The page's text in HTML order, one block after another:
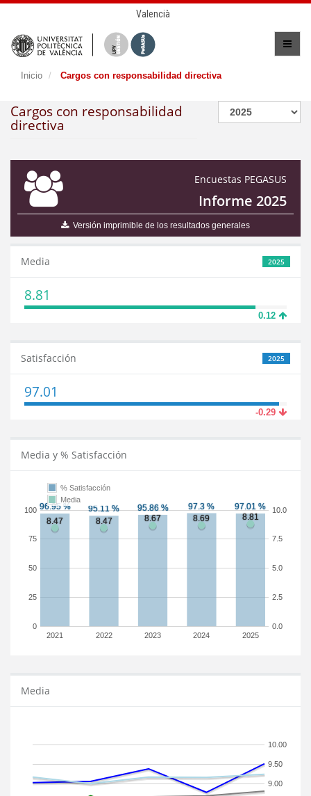
Valencià
Inicio Cargos con responsabilidad directiva
Cargos con responsabilidad
directiva
Encuestas PEGASUS
Informe 2025
Versión imprimible de los resultados generales
2025
Media
8.81
0.12
2025
Satisfacción
97.01
-0.29
Media y % Satisfacción
2021 2022 2023 2024 2025
0
25
50
75
100
0.0
2.5
5.0
7.5
10.0
% Satisfacción
Media
Media
9.00
9.50
10.00